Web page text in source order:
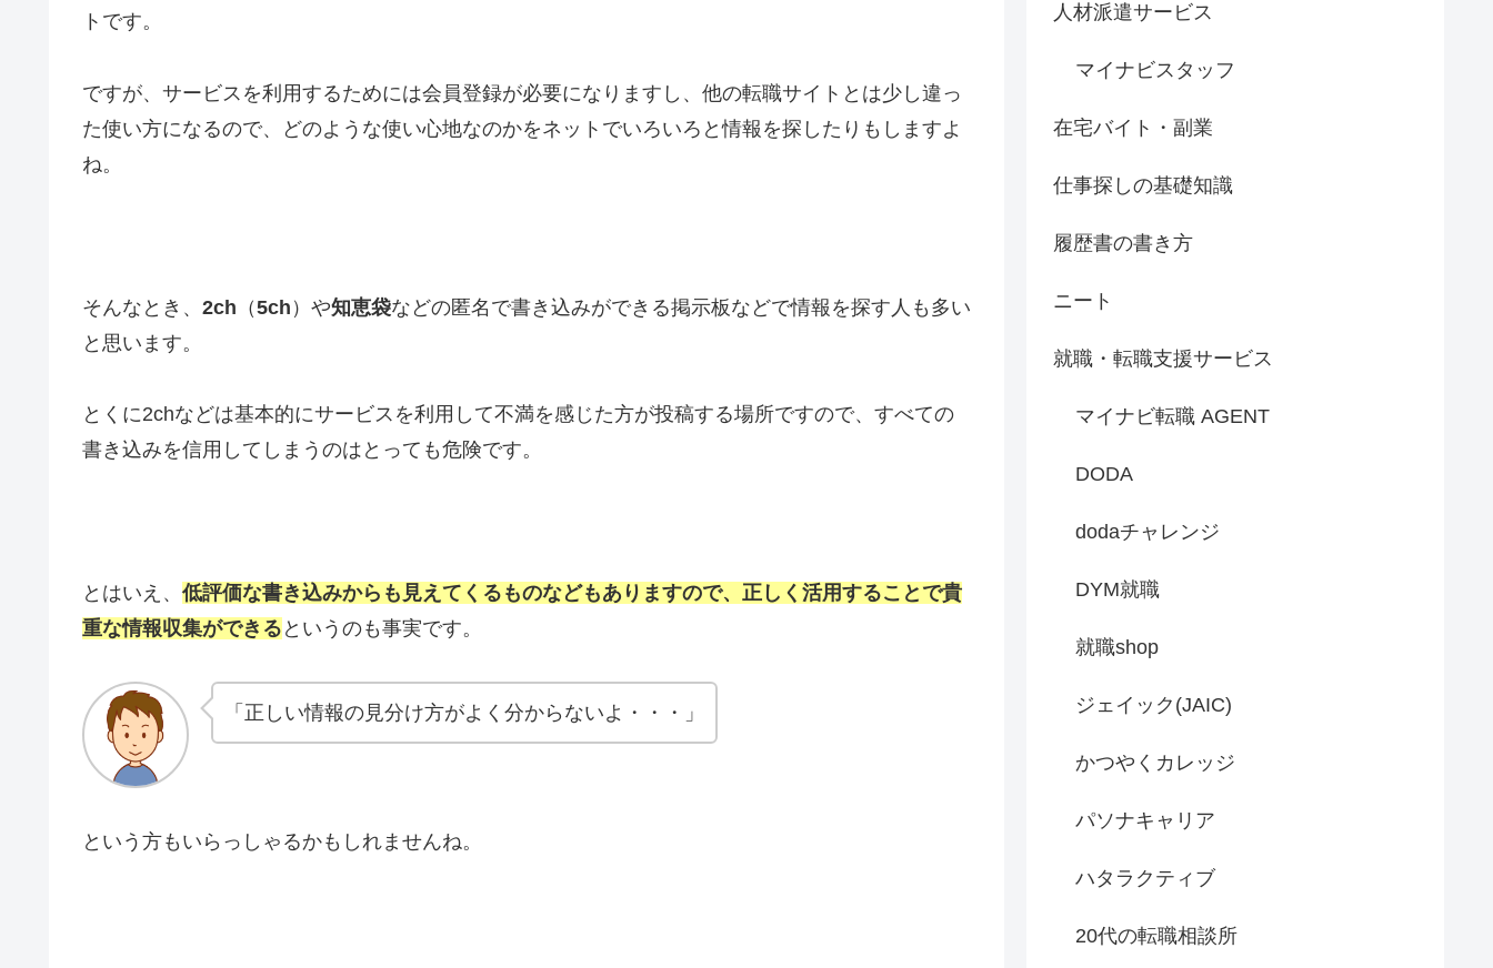
トです。
ですが、サービスを利用するためには会員登録が必要になりますし、他の転職サイトとは少し違っ
た使い方になるので、どのような使い心地なのかをネットでいろいろと情報を探したりもしますよ
ね。
そんなとき、 2ch （5ch ）や知恵袋などの匿名で書き込みができる掲示板などで情報を探す人も多い
と思います。
とくに2chなどは基本的にサービスを利用して不満を感じた方が投稿する場所ですので、すべての
書き込みを信用してしまうのはとっても危険です。
とはいえ、 低評価な書き込みからも見えてくるものなどもありますので、正しく活用することで貴
重な情報収集ができる というのも事実です。
「正しい情報の見分け方がよく分からないよ・・・」
という方もいらっしゃるかもしれませんね。
人材派遣サービス
マイナビスタッフ
在宅バイト・副業
仕事探しの基礎知識
履歴書の書き方
ニート
就職・転職支援サービス
マイナビ転職 AGENT
DODA
dodaチャレンジ
DYM就職
就職shop
ジェイック(JAIC)
かつやくカレッジ
パソナキャリア
ハタラクティブ
20代の転職相談所